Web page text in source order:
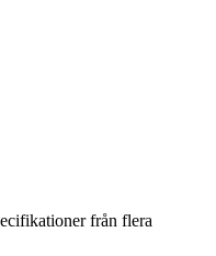
från flera